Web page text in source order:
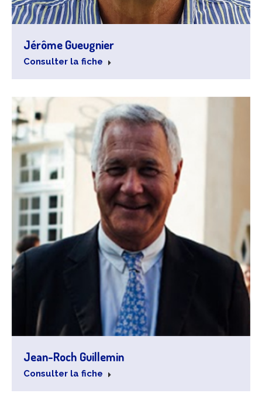
Jérôme Gueugnier
Consulter la fiche
Jean-Roch Guillemin
Consulter la fiche